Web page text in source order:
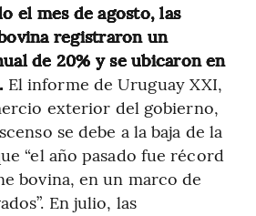
el mes de agosto, las
registraron un
de 20% y se ubicaron en
El informe de Uruguay XXI,
exterior del gobierno,
se debe a la baja de la
“el año pasado fue récord
bovina, en un marco de
En julio, las